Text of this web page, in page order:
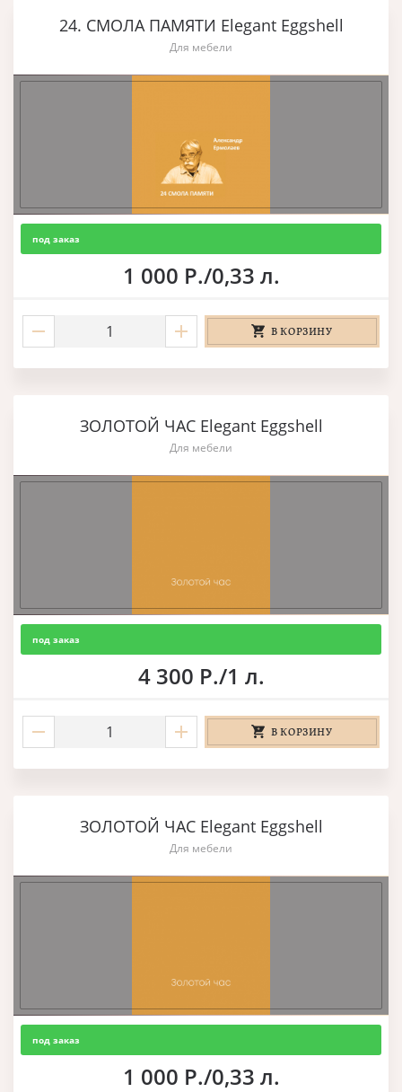
24. СМОЛА ПАМЯТИ Elegant Eggshell
Для мебели
под заказ
1 000 Р./0,33 л.
В КОРЗИНУ
ЗОЛОТОЙ ЧАС Elegant Eggshell
Для мебели
под заказ
4 300 Р./1 л.
В КОРЗИНУ
ЗОЛОТОЙ ЧАС Elegant Eggshell
Для мебели
под заказ
1 000 Р./0,33 л.